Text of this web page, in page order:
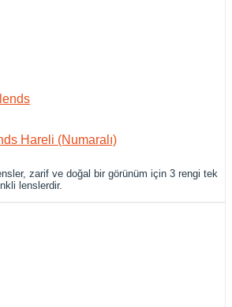
Hareli (Numaralı)
zarif ve doğal bir görünüm için 3 rengi tek
lenslerdir.